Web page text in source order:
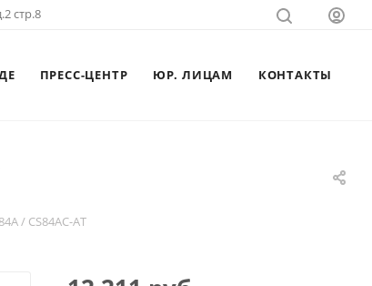
стр.8
ПРЕСС-ЦЕНТР ЮР. ЛИЦАМ КОНТАКТЫ
/ CS84AC-AT